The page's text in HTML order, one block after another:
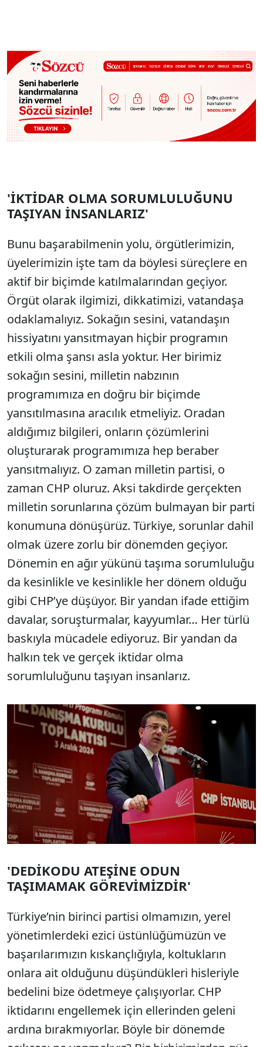
'İKTİDAR OLMA SORUMLULUĞUNU
TAŞIYAN İNSANLARIZ'
Bunu başarabilmenin yolu, örgütlerimizin,
üyelerimizin işte tam da böylesi süreçlere en
aktif bir biçimde katılmalarından geçiyor.
Örgüt olarak ilgimizi, dikkatimizi, vatandaşa
odaklamalıyız. Sokağın sesini, vatandaşın
hissiyatını yansıtmayan hiçbir programın
etkili olma şansı asla yoktur. Her birimiz
sokağın sesini, milletin nabzının
programımıza en doğru bir biçimde
yansıtılmasına aracılık etmeliyiz. Oradan
aldığımız bilgileri, onların çözümlerini
oluşturarak programımıza hep beraber
yansıtmalıyız. O zaman milletin partisi, o
zaman CHP oluruz. Aksi takdirde gerçekten
milletin sorunlarına çözüm bulmayan bir parti
konumuna dönüşürüz. Türkiye, sorunlar dahil
olmak üzere zorlu bir dönemden geçiyor.
Dönemin en ağır yükünü taşıma sorumluluğu
da kesinlikle ve kesinlikle her dönem olduğu
gibi CHP’ye düşüyor. Bir yandan ifade ettiğim
davalar, soruşturmalar, kayyumlar… Her türlü
baskıyla mücadele ediyoruz. Bir yandan da
halkın tek ve gerçek iktidar olma
sorumluluğunu taşıyan insanlarız.
'DEDİKODU ATEŞİNE ODUN
TAŞIMAMAK GÖREVİMİZDİR'
Türkiye’nin birinci partisi olmamızın, yerel
yönetimlerdeki ezici üstünlüğümüzün ve
başarılarımızın kıskançlığıyla, koltukların
onlara ait olduğunu düşündükleri hisleriyle
bedelini bize ödetmeye çalışıyorlar. CHP
iktidarını engellemek için ellerinden geleni
ardına bırakmıyorlar. Böyle bir dönemde